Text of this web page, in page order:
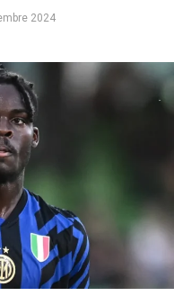
2024